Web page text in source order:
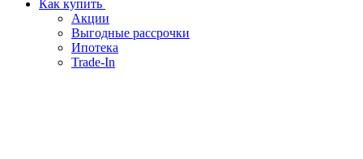
Как купить
Акции
Выгодные рассрочки
Ипотека
Trade-In